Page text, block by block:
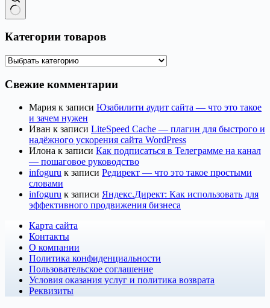
не
Категории товаров
Свежие комментарии
Мария к записи Юзабилити аудит сайта — что это такое
и зачем нужен
Иван к записи LiteSpeed Cache — плагин для быстрого и
надёжного ускорения сайта WordPress
Илона к записи Как подписаться в Телеграмме на канал
— пошаговое руководство
infoguru к записи Редирект — что это такое простыми
словами
infoguru к записи Яндекс.Директ: Как использовать для
эффективного продвижения бизнеса
Карта сайта
Контакты
О компании
Политика конфиденциальности
Пользовательское соглашение
Условия оказания услуг и политика возврата
Реквизиты